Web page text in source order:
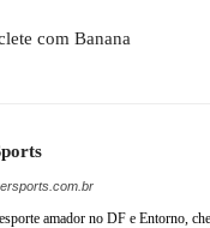
com Banana
amador no DF e Entorno,